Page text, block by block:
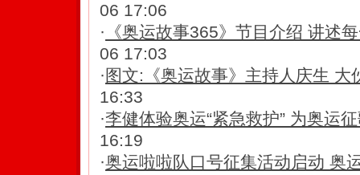
06 17:06
· 《奥运故事365》节目介绍 讲述
06 17:03
· 图文:《奥运故事》主持人庆生 大
16:33
·李健体验奥运“紧急救护” 为奥运
16:19
·奥运啦啦队口号征集活动启动 奥